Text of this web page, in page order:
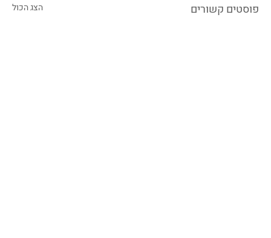
פוסטים קשורים הצג הכול